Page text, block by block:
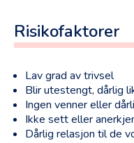
Risikofaktorer
Lav grad av trivsel
Blir utestengt, dårlig
Ingen venner eller
Ikke sett eller
Dårlig relasjon til de